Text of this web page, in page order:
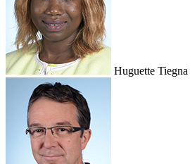
Huguette Tiegna